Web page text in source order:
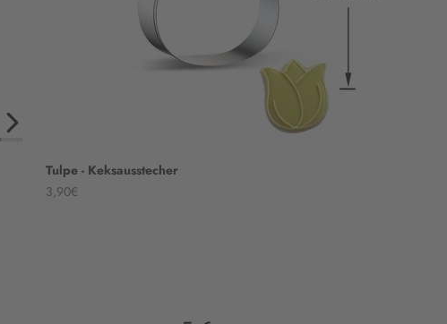
Tulpe - Keksausstecher
Angebot
3,90€